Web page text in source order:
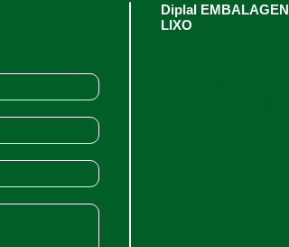
Diplal
LIXO